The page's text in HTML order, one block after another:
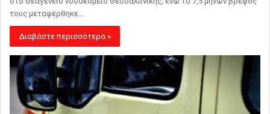
τους μεταφέρθηκε…
Διαβάστε περισσότερα »